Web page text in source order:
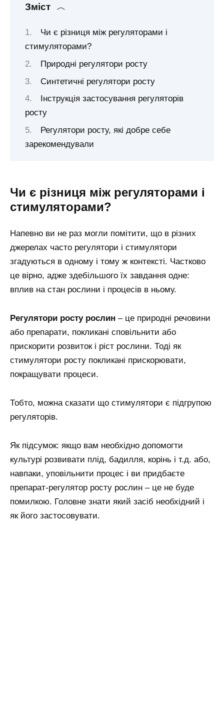
Зміст
Чи є різниця між регуляторами і
стимуляторами?
Природні регулятори росту
Синтетичні регулятори росту
Інструкція застосування регуляторів
росту
Регулятори росту, які добре себе
зарекомендували
Чи є різниця між регуляторами і
стимуляторами?
Напевно ви не раз могли помітити, що в різних
джерелах часто регулятори і стимулятори
згадуються в одному і тому ж контексті. Частково
це вірно, адже здебільшого їх завдання одне:
вплив на стан рослини і процесів в ньому.
Регулятори росту рослин – це природні речовини
або препарати, покликані сповільнити або
прискорити розвиток і ріст рослини. Тоді як
стимулятори росту покликані прискорювати,
покращувати процеси.
Тобто, можна сказати що стимулятори є підгрупою
регуляторів.
Як підсумок: якщо вам необхідно допомогти
культурі розвивати плід, бадилля, корінь і т.д. або,
навпаки, уповільнити процес і ви придбаєте
препарат-регулятор росту рослин – це не буде
помилкою. Головне знати який засіб необхідний і
як його застосовувати.